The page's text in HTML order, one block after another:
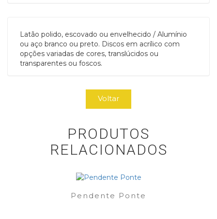
Latão polido, escovado ou envelhecido / Alumínio
ou aço branco ou preto. Discos em acrílico com
opções variadas de cores, translúcidos ou
transparentes ou foscos.
Voltar
PRODUTOS
RELACIONADOS
Pendente Ponte